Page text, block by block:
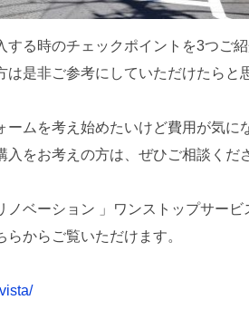
る時のチェックポイントを3つご紹
是非ご参考にしていただけたらと
ームを考え始めたいけど費用が気に
をお考えの方は、ぜひご相談くだ
ノベーション 」ワンストップサー
らからご覧いただけます。